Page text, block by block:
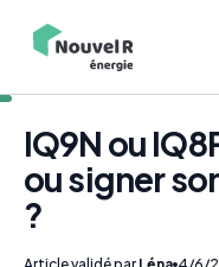
IQ9N ou
ou signer
?